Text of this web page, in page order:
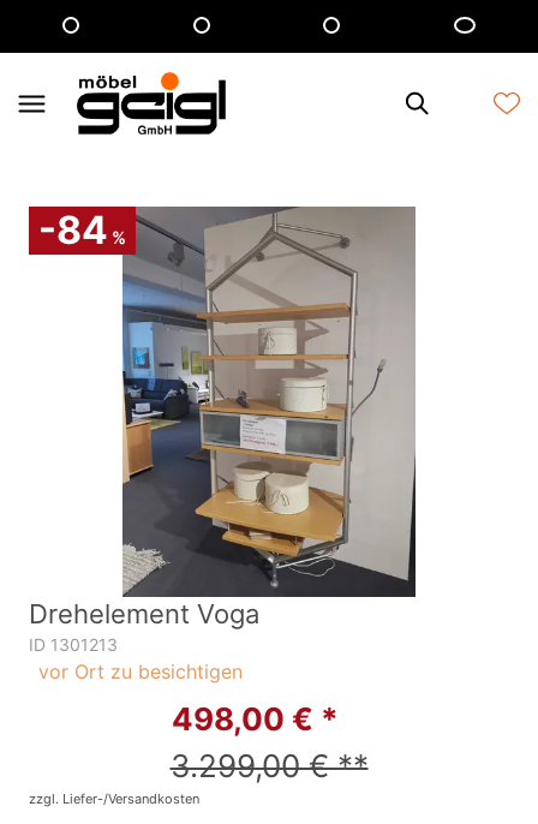
-84 %
Drehelement Voga
ID 1301213
vor Ort zu besichtigen
498,00 € *
3.299,00 € **
zzgl. Liefer-/Versandkosten